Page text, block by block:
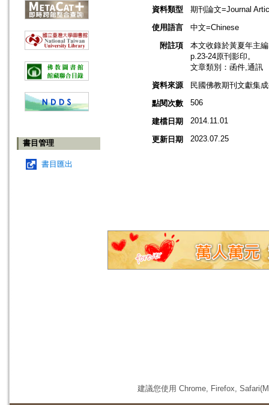
書目管理
書目匯出
資料類型
期刊論文=Journal
使用語言
中文=Chinese
附註項
本文收錄於黃夏年主
p.23-24原刊影印。
文章類別：函件,通訊
資料來源
民國佛教期刊文獻集
點閱次數
506
建檔日期 2014.11.01
更新日期 2023.07.25
建議您使用 Chrome, Firefox,